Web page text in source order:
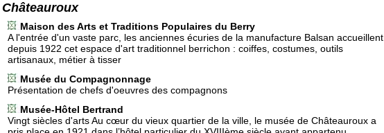
Châteauroux
Maison des Arts et Traditions Populaires du Berry
A l'entrée d'un vaste parc, les anciennes écuries de la manufacture Balsan accueillent
depuis 1922 cet espace d'art traditionnel berrichon : coiffes, costumes, outils
artisanaux, métier à tisser
Musée du Compagnonnage
Présentation de chefs d'oeuvres des compagnons
Musée-Hôtel Bertrand
Vingt siècles d'arts Au cœur du vieux quartier de la ville, le musée de Châteauroux a